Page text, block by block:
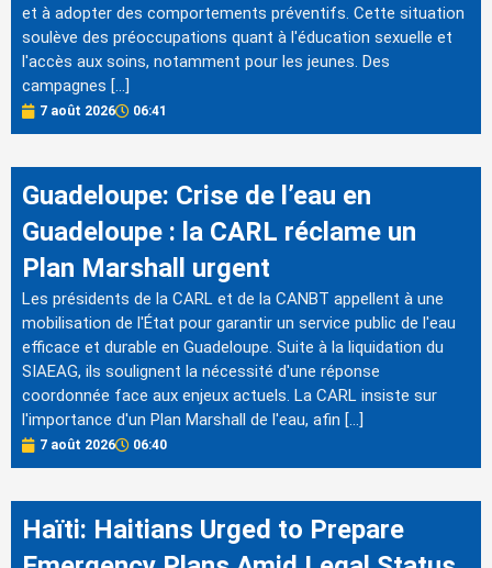
et à adopter des comportements préventifs. Cette situation
soulève des préoccupations quant à l'éducation sexuelle et
l'accès aux soins, notamment pour les jeunes. Des
campagnes […]
7 août 2026 06:41
Guadeloupe: Crise de l’eau en
Guadeloupe : la CARL réclame un
Plan Marshall urgent
Les présidents de la CARL et de la CANBT appellent à une
mobilisation de l'État pour garantir un service public de l'eau
efficace et durable en Guadeloupe. Suite à la liquidation du
SIAEAG, ils soulignent la nécessité d'une réponse
coordonnée face aux enjeux actuels. La CARL insiste sur
l'importance d'un Plan Marshall de l'eau, afin […]
7 août 2026 06:40
Haïti: Haitians Urged to Prepare